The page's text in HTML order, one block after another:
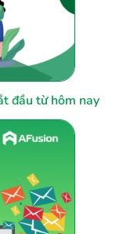
đầu từ hôm nay